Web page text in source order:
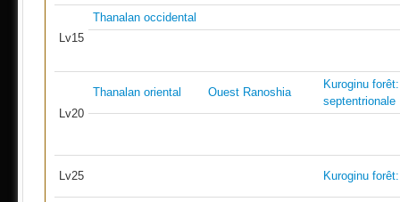
Lv15
Thanalan occidental
Lv20
Thanalan oriental Ouest Ranoshia
Kuroginu
septentrionale
Lv25 Kuroginu